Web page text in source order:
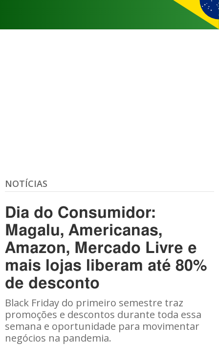
NOTÍCIAS
Dia do Consumidor:
Magalu, Americanas,
Amazon, Mercado Livre e
mais lojas liberam até 80%
de desconto
Black Friday do primeiro semestre traz
promoções e descontos durante toda essa
semana e oportunidade para movimentar
negócios na pandemia.